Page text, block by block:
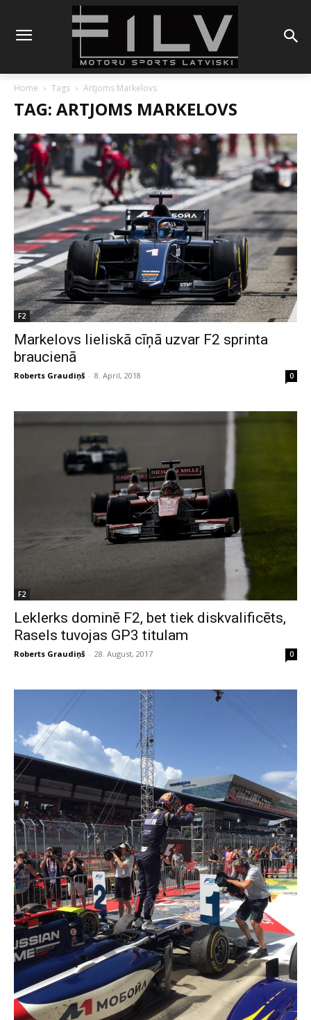
Home Tags Artjoms Markelovs
TAG: ARTJOMS MARKELOVS
F2
Markelovs lieliskā cīņā uzvar F2 sprinta
braucienā
Roberts Graudiņš - 8. April, 2018 0
F2
Leklerks dominē F2, bet tiek diskvalificēts,
Rasels tuvojas GP3 titulam
Roberts Graudiņš - 28. August, 2017 0